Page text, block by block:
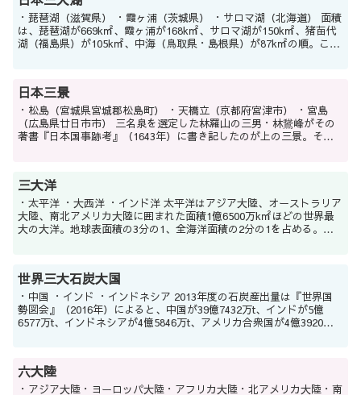
・琵琶湖（滋賀県） ・霞ヶ浦（茨城県） ・サロマ湖（北海道） 面積
は、琵琶湖が669k㎡、霞ヶ浦が168k㎡、サロマ湖が150k㎡、猪苗代
湖（福島県）が105k㎡、中海（鳥取県・島根県）が87k㎡の順。この
日本三景
・松島（宮城県宮城郡松島町） ・天橋立（京都府宮津市） ・宮島
（広島県廿日市市） 三名泉を選定した林羅山の三男・林鵞峰がその
著書『日本国事跡考』（1643年）に書き記したのが上の三景。それ
三大洋
・太平洋 ・大西洋 ・インド洋 太平洋はアジア大陸、オーストラリア
大陸、南北アメリカ大陸に囲まれた面積1億6500万k㎡ほどの世界最
大の大洋。地球表面積の3分の1、全海洋面積の2分の1を占める。大
世界三大石炭大国
・中国 ・インド ・インドネシア 2013年度の石炭産出量は『世界国
勢図会』（2016年）によると、中国が39億7432万t、インドが5億
6577万t、インドネシアが4億5846万t、アメリカ合衆国が4億3920万
六大陸
・アジア大陸・ヨーロッパ大陸・アフリカ大陸・北アメリカ大陸・南